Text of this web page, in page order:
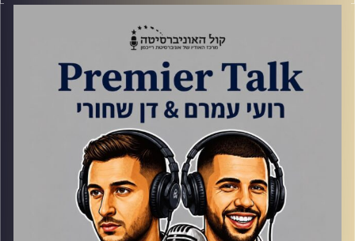
מנצ'סטר סיטי מועדת, ארסנל בפסגה, טוטנהאם תלויה בעצמה
ושלושה מחזורים שבהם הכל יכול לקרות.
קרדיט תמונות: Gemini